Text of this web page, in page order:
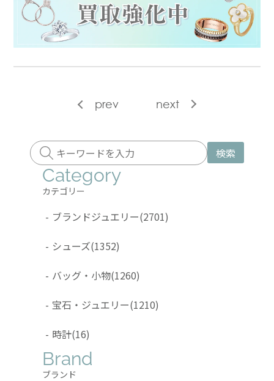
prev next
検索
Category
カテゴリー
- ブランドジュエリー(2701)
- シューズ(1352)
- バッグ・小物(1260)
- 宝石・ジュエリー(1210)
- 時計(16)
Brand
ブランド